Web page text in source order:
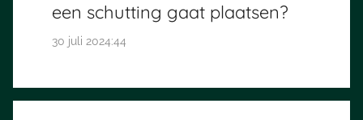
een schutting gaat plaatsen?
30 juli 2024:44